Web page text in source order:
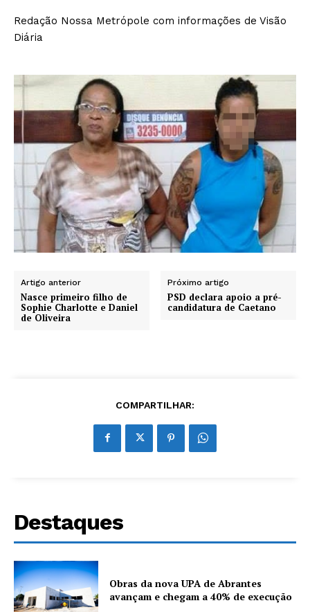
Redação Nossa Metrópole com informações de Visão
Diária
Artigo anterior
Nasce primeiro filho de
Sophie Charlotte e Daniel
de Oliveira
Próximo artigo
PSD declara apoio a pré-
candidatura de Caetano
COMPARTILHAR:
Destaques
Obras da nova UPA de Abrantes
avançam e chegam a 40% de execução